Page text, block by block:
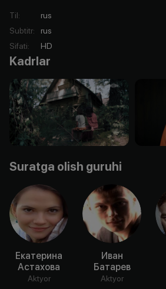
Til:
rus
Subtitr:
rus
Sifati: HD
Kadrlar
Suratga olish guruhi
Екатерина
Астахова
Aktyor
Иван
Батарев
Aktyor